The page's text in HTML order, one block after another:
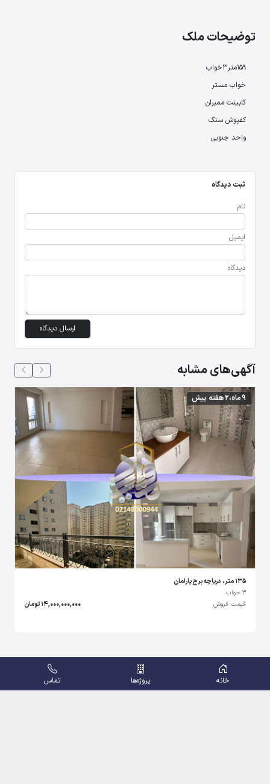
توضیحات ملک
159متر3خواب
خواب مستر
کابینت ممبران
کفپوش سنگ
واحد جنوبی
ثبت دیدگاه
نام
ایمیل
دیدگاه
ارسال دیدگاه
آگهی‌های مشابه
9 ماه،2 هفته پیش
135 متر، دریاچه برج پارلمان
3 خواب
قیمت فروش
14,000,000,000 تومان
خانه پروژه‌ها تماس